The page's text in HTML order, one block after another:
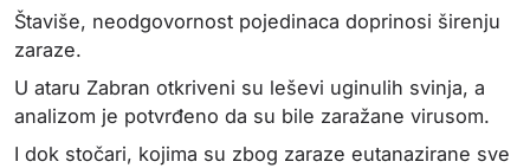
Štaviše, neodgovornost pojedinaca doprinosi širenju
zaraze.
U ataru Zabran otkriveni su leševi uginulih svinja, a
analizom je potvrđeno da su bile zaražane virusom.
I dok stočari, kojima su zbog zaraze eutanazirane sve